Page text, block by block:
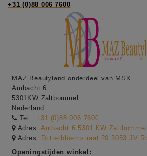
+31 (0)88 006 7600
MAZ Beautyland onderdeel van MSK
Ambacht 6
5301KW Zaltbommel
Nederland
Tel:
+31 (0)88 006 7600
Adres:Ambacht 6 5301 KW Zaltbommel
Adres: Dotterbloemstraat 20 3053 JV
Openingstijden winkel: